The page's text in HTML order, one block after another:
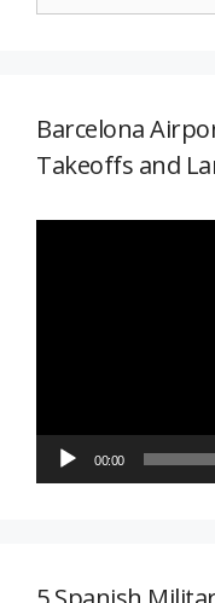
Barcelona
Takeoffs and
00:00